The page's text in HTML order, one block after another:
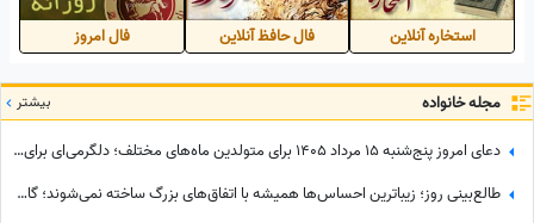
استخاره آنلاین فال حافظ آنلاین فال امروز
مجله خانواده بیشتر
دعای امروز پنج‌شنبه 15 مرداد 1405 برای متولدین ماه‌های مختلف؛ دلگرمی‌ای برای هر کس که در آرزوها و نیازهای زندگی مانده است
طالع‌بینی روز؛ زیباترین احساس‌ها همیشه با اتفاق‌های بزرگ ساخته نمی‌شوند؛ گاهی یک نگاه یا یک توجه کوتاه می‌تواند یک روز معمولی را به خاطره‌ای خاص تبدیل کند / پنج‌شنبه 15 مرداد 1405